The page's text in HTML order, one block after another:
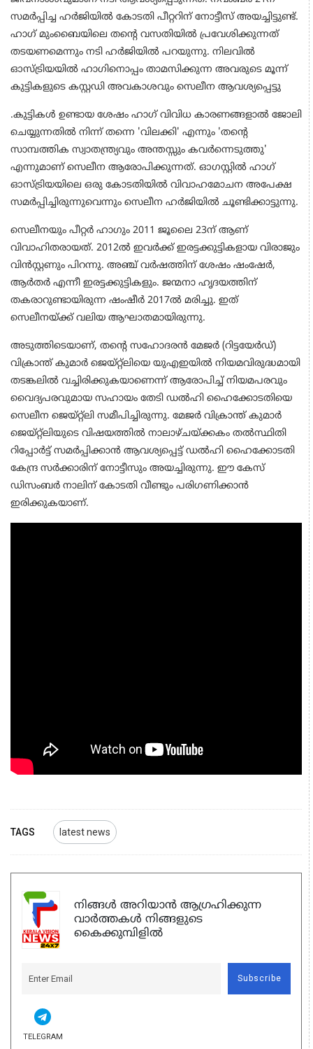
സമർപ്പിച്ച ഹർജിയിൽ കോടതി പീറ്ററിന് നോട്ടീസ് അയച്ചിട്ടുണ്ട്.
ഹാഗ് മുംബൈയിലെ തന്റെ വസതിയിൽ പ്രവേശിക്കുന്നത്
തടയണമെന്നും നടി ഹർജിയിൽ പറയുന്നു. നിലവിൽ
ഓസ്ട്രിയയിൽ ഹാഗിനൊപ്പം താമസിക്കുന്ന അവരുടെ മൂന്ന്
കുട്ടികളുടെ കസ്റ്റഡി അവകാശവും സെലീന ആവശ്യപ്പെട്ടു
.കുട്ടികൾ ഉണ്ടായ ശേഷം ഹാഗ് വിവിധ കാരണങ്ങളാൽ ജോലി
ചെയ്യുന്നതിൽ നിന്ന് തന്നെ 'വിലക്കി' എന്നും 'തന്റെ
സാമ്പത്തിക സ്വാതന്ത്ര്യവും അന്തസ്സും കവർന്നെടുത്തു'
എന്നുമാണ് സെലീന ആരോപിക്കുന്നത്. ഓഗസ്റ്റിൽ ഹാഗ്
ഓസ്ട്രിയയിലെ ഒരു കോടതിയിൽ വിവാഹമോചന അപേക്ഷ
സമർപ്പിച്ചിരുന്നുവെന്നും സെലീന ഹർജിയിൽ ചൂണ്ടിക്കാട്ടുന്നു.
സെലീനയും പീറ്റര്‍ ഹാഗും 2011 ജൂലൈ 23ന് ആണ്
വിവാഹിതരായത്. 2012ല്‍ ഇവർക്ക് ഇരട്ടക്കുട്ടികളായ വിരാജും
വിന്‍സ്റ്റണും പിറന്നു. അഞ്ച് വര്‍ഷത്തിന് ശേഷം ഷംഷേർ,
ആർതർ എന്നീ ഇരട്ടക്കുട്ടികളും. ജന്മനാ ഹൃദയത്തിന്
തകരാറുണ്ടായിരുന്ന ഷംഷീർ 2017ൽ മരിച്ചു. ഇത്
സെലീനയ്ക്ക് വലിയ ആഘാതമായിരുന്നു.
അടുത്തിടെയാണ്, തന്റെ സഹോദരൻ മേജർ (റിട്ടയേർഡ്)
വിക്രാന്ത് കുമാർ ജെയ്റ്റ്‌ലിയെ യുഎഇയിൽ നിയമവിരുദ്ധമായി
തടങ്കലിൽ വച്ചിരിക്കുകയാണെന്ന് ആരോപിച്ച് നിയമപരവും
വൈദ്യപരവുമായ സഹായം തേടി ഡൽഹി ഹൈക്കോടതിയെ
സെലീന ജെയ്റ്റ്‌ലി സമീപിച്ചിരുന്നു. മേജർ വിക്രാന്ത് കുമാർ
ജെയ്റ്റ്‌ലിയുടെ വിഷയത്തിൽ നാലാഴ്ചയ്ക്കകം തൽസ്ഥിതി
റിപ്പോർട്ട് സമർപ്പിക്കാൻ ആവശ്യപ്പെട്ട് ഡൽഹി ഹൈക്കോടതി
കേന്ദ്ര സർക്കാരിന് നോട്ടീസും അയച്ചിരുന്നു. ഈ കേസ്
ഡിസംബർ നാലിന് കോടതി വീണ്ടും പരിഗണിക്കാൻ
ഇരിക്കുകയാണ്.
TAGS latest news
നിങ്ങൾ അറിയാൻ ആഗ്രഹിക്കുന്ന
വാർത്തകൾ നിങ്ങളുടെ
കൈക്കുമ്പിളിൽ
Subscribe
TELEGRAM